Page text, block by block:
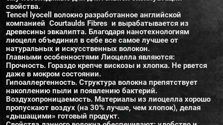
свойства.
Tencel lyocell волокно разработанное английской
компанией Courtaulds Fibres и вырабатывается из
древесины эвкалипта. Благодаря нанотехнологиям
лиоцелл объединил в себе все самое лучшее от
натуральных и искусственных волокон.
Главными особенностями Лиоцелла являются:
Прочность. Гораздо крепче вискозы и хлопка. Не рвется
даже в мокром состоянии.
Гипоаллергенность. Структура волокна препятствует
накоплению пыли и появлению бактерий.
Воздухопроницаемость. Материалы из лиоцелла хорошо
пропускают воздух (на 30% лучше, чем хлопок), делая
«дышащими» готовый продукт.